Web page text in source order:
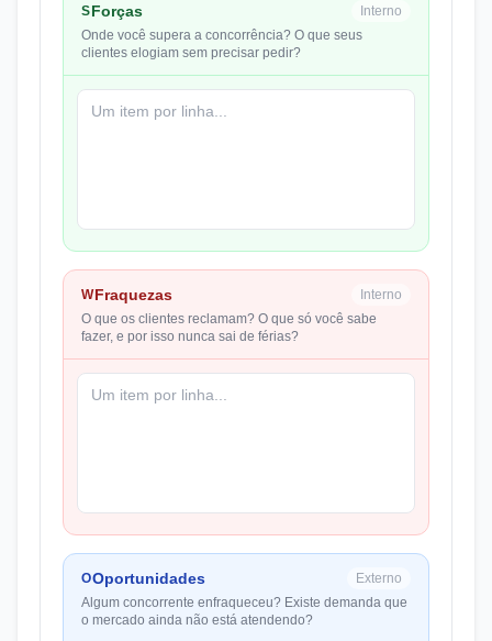
SForças
Interno
Onde você supera a concorrência? O que seus
clientes elogiam sem precisar pedir?
WFraquezas
Interno
O que os clientes reclamam? O que só você sabe
fazer, e por isso nunca sai de férias?
OOportunidades
Externo
Algum concorrente enfraqueceu? Existe demanda que
o mercado ainda não está atendendo?